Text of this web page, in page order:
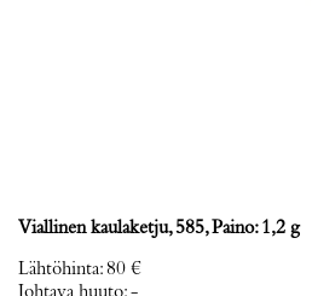
Viallinen kaulaketju, 585, Paino: 1,2 g
Lähtöhinta:80 €